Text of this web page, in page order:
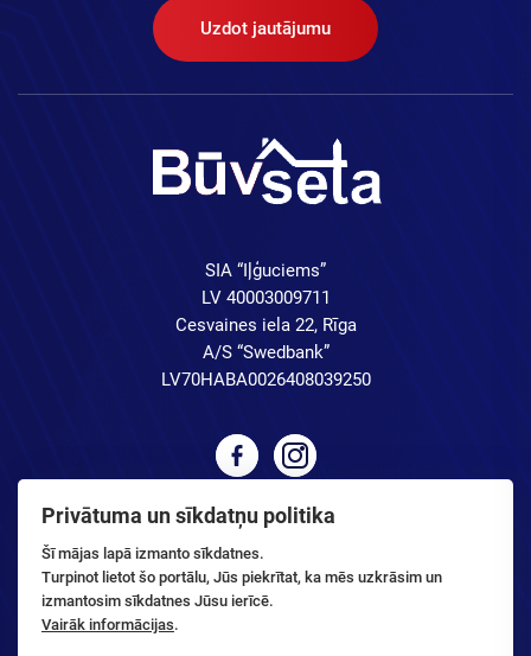
Uzdot jautājumu
SIA “Iļģuciems”
LV 40003009711
Cesvaines iela 22, Rīga
A/S “Swedbank”
LV70HABA0026408039250
Privātuma un sīkdatņu politika
Šī mājas lapā izmanto sīkdatnes.
Turpinot lietot šo portālu, Jūs piekrītat, ka mēs uzkrāsim un
izmantosim sīkdatnes Jūsu ierīcē.
Vairāk informācijas.